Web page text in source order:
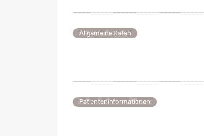
Allgemeine Daten
Patienteninformationen